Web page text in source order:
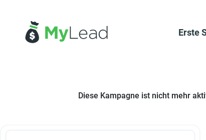
Erste
Diese Kampagne ist nicht mehr